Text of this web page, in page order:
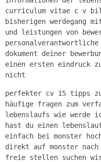
curriculum vitae c v
bisherigen werdegang
und leistungen von
dokument deiner
einen ersten eindruck zu
nicht
perfekter cv 15 tipps
häufige fragen zum
lebenslaufs wie werde
hast du einen
einfach bei monster
direkt auf monster nach
freie stellen suchen